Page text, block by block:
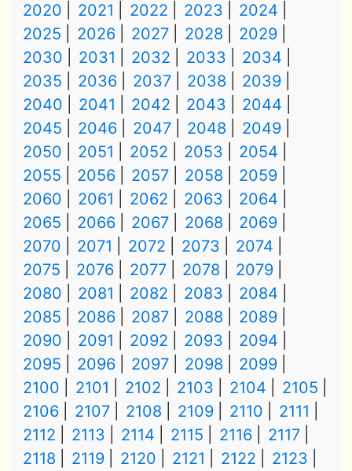
2020
2021 2022 2023
2024
2025
2026 2027 2028
2029
2030
2031 2032 2033
2034
2035
2036 2037 2038
2039
2040
2041 2042 2043
2044
2045
2046 2047 2048
2049
2050
2051 2052 2053
2054
2055
2056 2057 2058
2059
2060
2061 2062 2063
2064
2065
2066 2067 2068
2069
2070
2071 2072 2073
2074
2075
2076 2077 2078
2079
2080
2081 2082 2083
2084
2085
2086 2087 2088
2089
2090
2091 2092 2093
2094
2095
2096 2097 2098
2099
2100
2101 2102 2103 2104
2105
2106
2107 2108 2109 2110
2111
2112
2113 2114 2115 2116
2117
2118
2119 2120 2121 2122 2123